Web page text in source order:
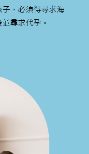
，必須得尋求海
尋求代孕。